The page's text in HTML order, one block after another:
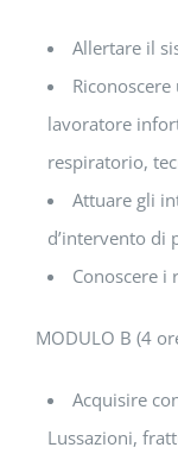
Allertare il
lavoratore
respiratorio,
Attuare gli
d’intervento di
Conoscere i
MODULO B (4
Acquisire
Lussazioni,